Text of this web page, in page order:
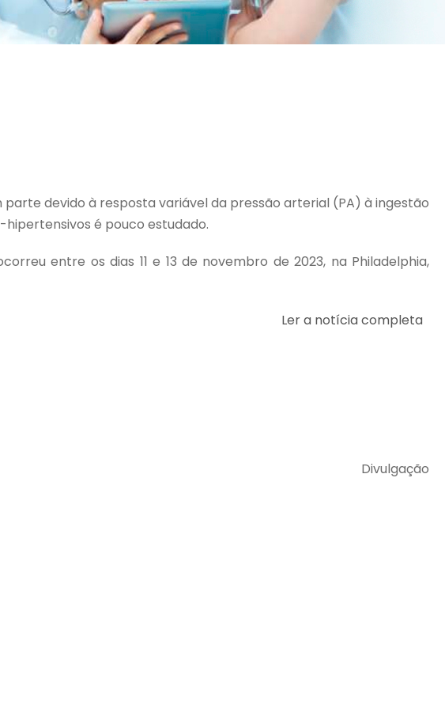
devido à resposta variável da pressão arterial (PA) à ingestão
é pouco estudado.
entre os dias 11 e 13 de novembro de 2023, na Philadelphia,
Ler a notícia completa
Divulgação